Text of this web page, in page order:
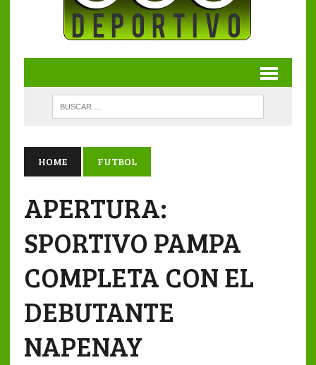
HOME FUTBOL
APERTURA:
SPORTIVO PAMPA
COMPLETA CON EL
DEBUTANTE
NAPENAY